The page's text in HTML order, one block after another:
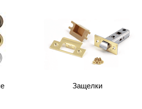
Защелки